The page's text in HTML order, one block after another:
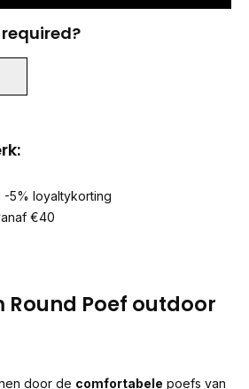
-5% loyaltykorting
€40
Poef outdoor
door de comfortabele poefs van